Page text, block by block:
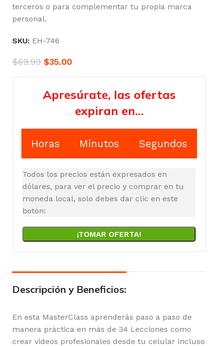
terceros o para complementar tu propia marca
personal.
SKU: EH-746
$69.99 $35.00
Apresúrate, las ofertas
expiran en…
Horas Minutos Segundos
Todos los precios están expresados en
dólares, para ver el precio y comprar en tu
moneda local, solo debes dar clic en este
botón:
¡TOMAR OFERTA!
Descripción y Beneficios:
En esta MasterClass aprenderás paso a paso de
manera práctica en más de 34 Lecciones como
crear videos profesionales desde tu celular incluso